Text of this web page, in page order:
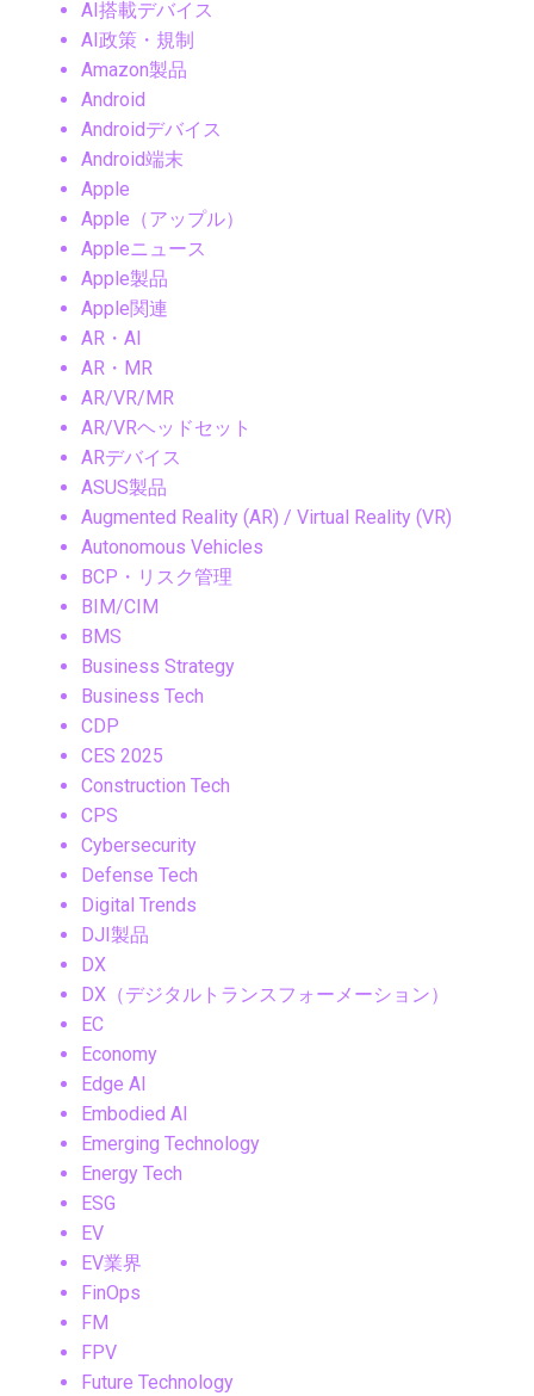
AI搭載デバイス
AI政策・規制
Amazon製品
Android
Androidデバイス
Android端末
Apple
Apple（アップル）
Appleニュース
Apple製品
Apple関連
AR・AI
AR・MR
AR/VR/MR
AR/VRヘッドセット
ARデバイス
ASUS製品
Augmented Reality (AR) / Virtual Reality (VR)
Autonomous Vehicles
BCP・リスク管理
BIM/CIM
BMS
Business Strategy
Business Tech
CDP
CES 2025
Construction Tech
CPS
Cybersecurity
Defense Tech
Digital Trends
DJI製品
DX
DX（デジタルトランスフォーメーション）
EC
Economy
Edge AI
Embodied AI
Emerging Technology
Energy Tech
ESG
EV
EV業界
FinOps
FM
FPV
Future Technology